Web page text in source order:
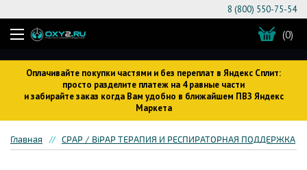
Оплачивайте покупки частями и без переплат в Яндекс Сплит:
просто разделите платеж на 4 равные части
и забирайте заказ когда Вам удобно в ближайшем ПВЗ Яндекс
Маркета
8 (800) 550-75-54
(0)
Главная CPAP / BiPAP ТЕРАПИЯ И РЕСПИРАТОРНАЯ ПОДДЕРЖКА